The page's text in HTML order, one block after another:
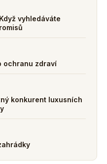
vyhledáváte
ochranu zdraví
konkurent luxusních